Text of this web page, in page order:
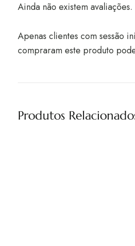
Ainda não existem avaliações.
Apenas clientes com sessão
compraram este produto
Produtos